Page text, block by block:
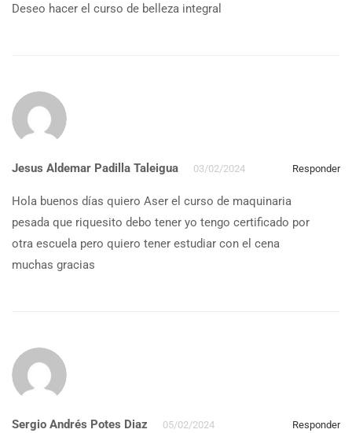
Deseo hacer el curso de belleza integral
Jesus Aldemar Padilla Taleigua 03/02/2024 Responder
Hola buenos días quiero Aser el curso de maquinaria
pesada que riquesito debo tener yo tengo certificado por
otra escuela pero quiero tener estudiar con el cena
muchas gracias
Sergio Andrés Potes Diaz 05/02/2024 Responder